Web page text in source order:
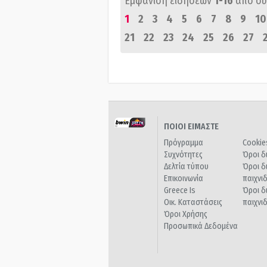
1
2 3 4 5 6 7 8 9
10
21
22 23 24 25 26 27
ΠΟΙΟΙ ΕΙΜΑΣΤΕ
Πρόγραμμα
Συχνότητες
Δελτία τύπου
Επικοινωνία
Greece Is
Οικ. Καταστάσεις
Όροι Χρήσης
Προσωπικά Δεδομένα
Όροι
Όροι
Όροι